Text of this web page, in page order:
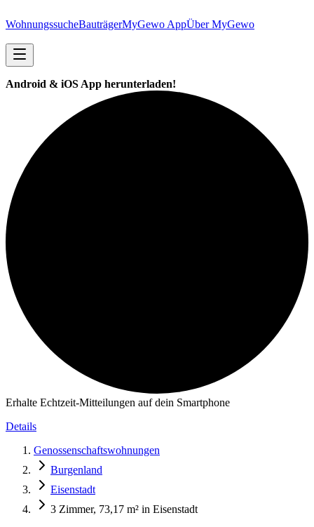
WohnungssucheBauträgerMyGewo AppÜber MyGewo
Android & iOS App herunterladen!
Erhalte Echtzeit-Mitteilungen auf dein Smartphone
Details
Genossenschaftswohnungen
Burgenland
Eisenstadt
3 Zimmer, 73,17 m² in Eisenstadt